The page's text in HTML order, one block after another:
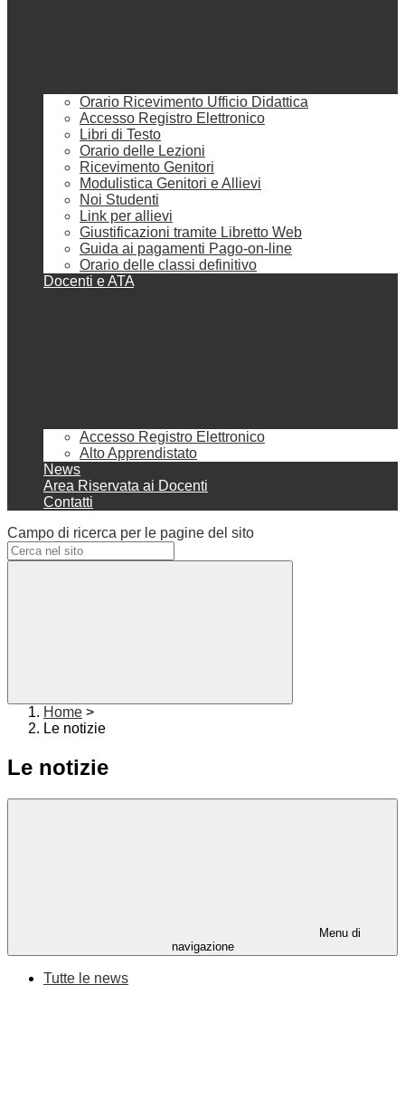
Orario Ricevimento Ufficio Didattica
Accesso Registro Elettronico
Libri di Testo
Orario delle Lezioni
Ricevimento Genitori
Modulistica Genitori e Allievi
Noi Studenti
Link per allievi
Giustificazioni tramite Libretto Web
Guida ai pagamenti Pago-on-line
Orario delle classi definitivo
Docenti e ATA
Accesso Registro Elettronico
Alto Apprendistato
News
Area Riservata ai Docenti
Contatti
Campo di ricerca per le pagine del sito
Home >
Le notizie
Le notizie
Menu di
navigazione
Tutte le news